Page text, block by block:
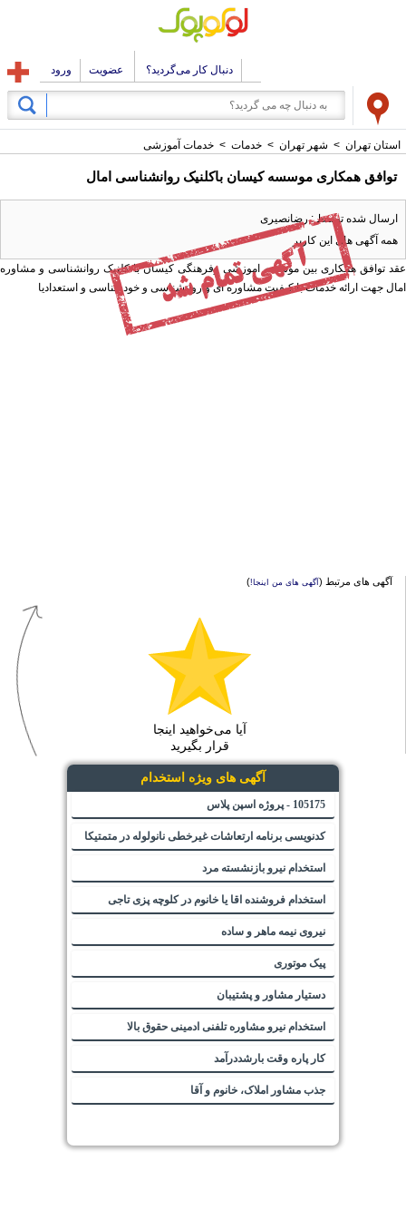
دنبال کار می‌گردید؟ عضویت ورود
استان تهران > شهر تهران > خدمات > خدمات آموزشی
توافق همکاری موسسه کیسان باکلنیک روانشناسی امال
ارسال شده توسط : رضانصیری
همه آگهی های این کاربر
عقد توافق همکاری بین موسسه اموزشی وفرهنگی کیسان با کلنیک روانشناسی و مشاوره
امال جهت ارائه خدمات با کیفیت مشاوره ای و روانشناسی و خودشناسی و استعدادیا
آگهی های مرتبط (آگهی های من اینجا!)
آیا می‌خواهید اینجا
قرار بگیرید
آگهی های ویژه استخدام
105175 - پروژه اسپن پلاس
کدنویسی برنامه ارتعاشات غیرخطی نانولوله در متمتیکا
استخدام نیرو بازنشسته مرد
استخدام فروشنده اقا یا خانوم در کلوچه پزی تاجی
نیروی نیمه ماهر و ساده
پیک موتوری
دستیار مشاور و پشتیبان
استخدام نیرو مشاوره تلفنی ادمینی حقوق بالا
کار پاره وقت بارشددرآمد
جذب مشاور املاک، خانوم و آقا